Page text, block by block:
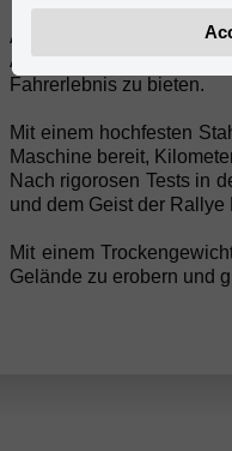
Ausgestattet mit einem
Anti-Hopping-
Fahrerlebnis zu bieten.
Mit einem hochfesten
Maschine bereit,
Nach rigorosen Tests in
und dem Geist der
Mit einem
Gelände zu erobern und